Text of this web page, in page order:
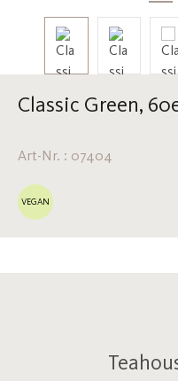
Classic Green,
Art-Nr. : 07404
VEGAN